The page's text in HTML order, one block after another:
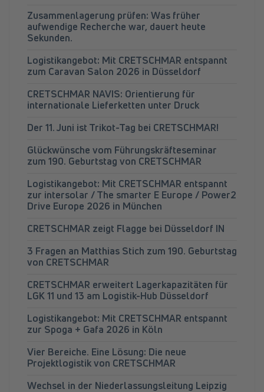
Zusammenlagerung prüfen: Was früher
aufwendige Recherche war, dauert heute
Sekunden.
Logistikangebot: Mit CRETSCHMAR entspannt
zum Caravan Salon 2026 in Düsseldorf
CRETSCHMAR NAVIS: Orientierung für
internationale Lieferketten unter Druck
Der 11. Juni ist Trikot-Tag bei CRETSCHMAR!
Glückwünsche vom Führungskräfteseminar
zum 190. Geburtstag von CRETSCHMAR
Logistikangebot: Mit CRETSCHMAR entspannt
zur intersolar / The smarter E Europe / Power2
Drive Europe 2026 in München
CRETSCHMAR zeigt Flagge bei Düsseldorf IN
3 Fragen an Matthias Stich zum 190. Geburtstag
von CRETSCHMAR
CRETSCHMAR erweitert Lagerkapazitäten für
LGK 11 und 13 am Logistik-Hub Düsseldorf
Logistikangebot: Mit CRETSCHMAR entspannt
zur Spoga + Gafa 2026 in Köln
Vier Bereiche. Eine Lösung: Die neue
Projektlogistik von CRETSCHMAR
Wechsel in der Niederlassungsleitung Leipzig